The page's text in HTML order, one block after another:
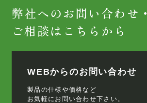
弊社へのお問い合わせ・
ご相談はこちらから
WEBからのお問い合わせ
製品の仕様や価格など
お気軽にお問い合わせ下さい。